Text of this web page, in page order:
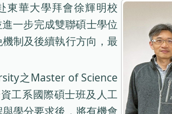
東華大學拜會徐輝明校
一步完成雙聯碩士學位
制及後續執行方向，最
之Master of Science
工系國際碩士班及人工
學分要求後，將有機會